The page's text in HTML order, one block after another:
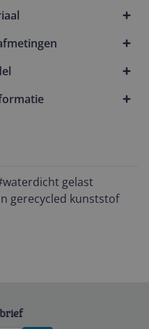
gelast
gerecycled kunststof